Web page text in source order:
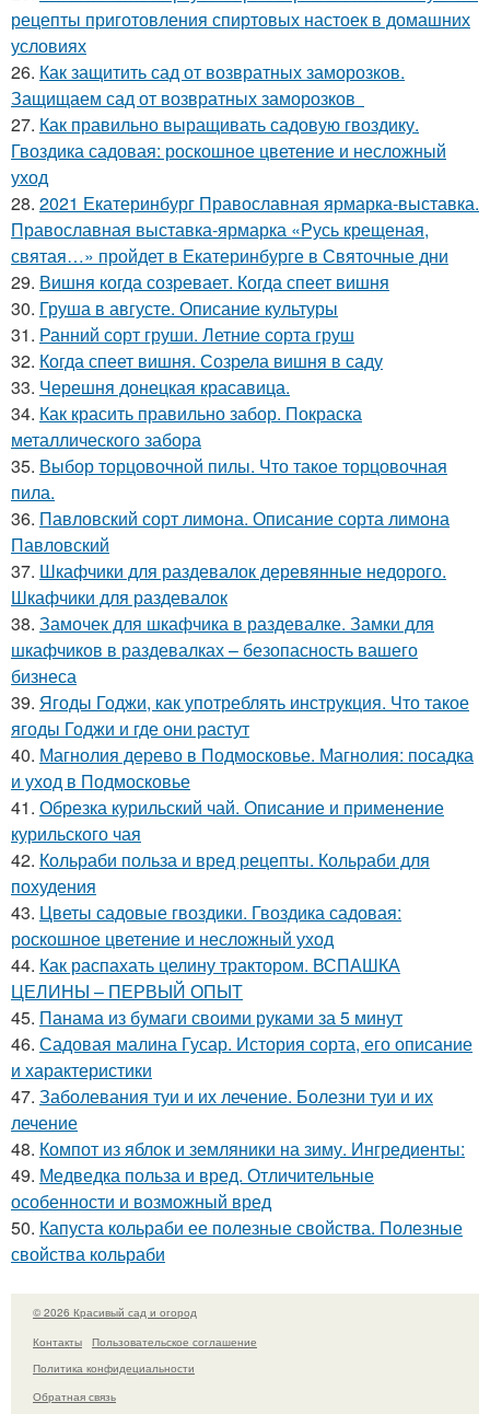
рецепты приготовления спиртовых настоек в домашних
условиях
26. Как защитить сад от возвратных заморозков.
Защищаем сад от возвратных заморозков
27. Как правильно выращивать садовую гвоздику.
Гвоздика садовая: роскошное цветение и несложный
уход
28. 2021 Екатеринбург Православная ярмарка-выставка.
Православная выставка-ярмарка «Русь крещеная,
святая…» пройдет в Екатеринбурге в Святочные дни
29. Вишня когда созревает. Когда спеет вишня
30. Груша в августе. Описание культуры
31. Ранний сорт груши. Летние сорта груш
32. Когда спеет вишня. Созрела вишня в саду
33. Черешня донецкая красавица.
34. Как красить правильно забор. Покраска
металлического забора
35. Выбор торцовочной пилы. Что такое торцовочная
пила.
36. Павловский сорт лимона. Описание сорта лимона
Павловский
37. Шкафчики для раздевалок деревянные недорого.
Шкафчики для раздевалок
38. Замочек для шкафчика в раздевалке. Замки для
шкафчиков в раздевалках – безопасность вашего
бизнеса
39. Ягоды Годжи, как употреблять инструкция. Что такое
ягоды Годжи и где они растут
40. Магнолия дерево в Подмосковье. Магнолия: посадка
и уход в Подмосковье
41. Обрезка курильский чай. Описание и применение
курильского чая
42. Кольраби польза и вред рецепты. Кольраби для
похудения
43. Цветы садовые гвоздики. Гвоздика садовая:
роскошное цветение и несложный уход
44. Как распахать целину трактором. ВСПАШКА
ЦЕЛИНЫ – ПЕРВЫЙ ОПЫТ
45. Панама из бумаги своими руками за 5 минут
46. Садовая малина Гусар. История сорта, его описание
и характеристики
47. Заболевания туи и их лечение. Болезни туи и их
лечение
48. Компот из яблок и земляники на зиму. Ингредиенты:
49. Медведка польза и вред. Отличительные
особенности и возможный вред
50. Капуста кольраби ее полезные свойства. Полезные
свойства кольраби
© 2026 Красивый сад и огород
Контакты
Пользовательское соглашение
Политика конфидециальности
Обратная связь